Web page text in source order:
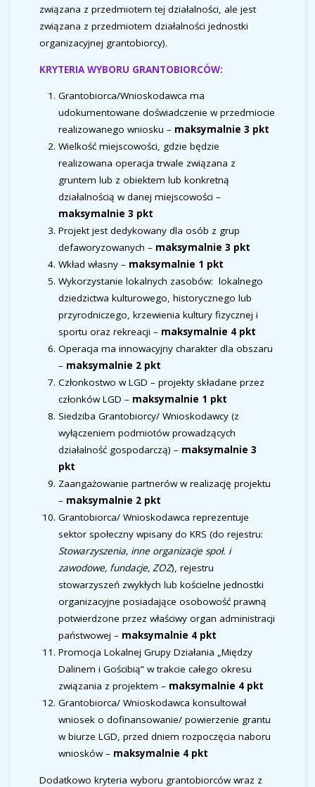
związana z przedmiotem tej działalności, ale jest
związana z przedmiotem działalności jednostki
organizacyjnej grantobiorcy).
KRYTERIA WYBORU GRANTOBIORCÓW:
Grantobiorca/Wnioskodawca ma
udokumentowane doświadczenie w przedmiocie
realizowanego wniosku – maksymalnie 3 pkt
Wielkość miejscowości, gdzie będzie
realizowana operacja trwale związana z
gruntem lub z obiektem lub konkretną
działalnością w danej miejscowości –
maksymalnie 3 pkt
Projekt jest dedykowany dla osób z grup
defaworyzowanych – maksymalnie 3 pkt
Wkład własny – maksymalnie 1 pkt
Wykorzystanie lokalnych zasobów: lokalnego
dziedzictwa kulturowego, historycznego lub
przyrodniczego, krzewienia kultury fizycznej i
sportu oraz rekreacji – maksymalnie 4 pkt
Operacja ma innowacyjny charakter dla obszaru
– maksymalnie 2 pkt
Członkostwo w LGD – projekty składane przez
członków LGD – maksymalnie 1 pkt
Siedziba Grantobiorcy/ Wnioskodawcy (z
wyłączeniem podmiotów prowadzących
działalność gospodarczą) – maksymalnie 3
pkt
Zaangażowanie partnerów w realizację projektu
– maksymalnie 2 pkt
Grantobiorca/ Wnioskodawca reprezentuje
sektor społeczny wpisany do KRS (do rejestru:
Stowarzyszenia, inne organizacje społ. i
zawodowe, fundacje, ZOZ), rejestru
stowarzyszeń zwykłych lub kościelne jednostki
organizacyjne posiadające osobowość prawną
potwierdzone przez właściwy organ administracji
państwowej – maksymalnie 4 pkt
Promocja Lokalnej Grupy Działania „Między
Dalinem i Gościbią” w trakcie całego okresu
związania z projektem – maksymalnie 4 pkt
Grantobiorca/ Wnioskodawca konsultował
wniosek o dofinansowanie/ powierzenie grantu
w biurze LGD, przed dniem rozpoczęcia naboru
wniosków – maksymalnie 4 pkt
Dodatkowo kryteria wyboru grantobiorców wraz z